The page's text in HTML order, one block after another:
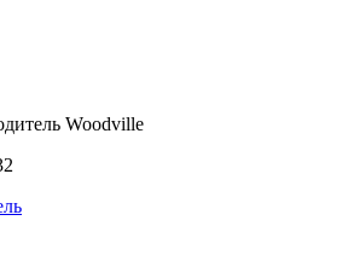
Woodville
недавние